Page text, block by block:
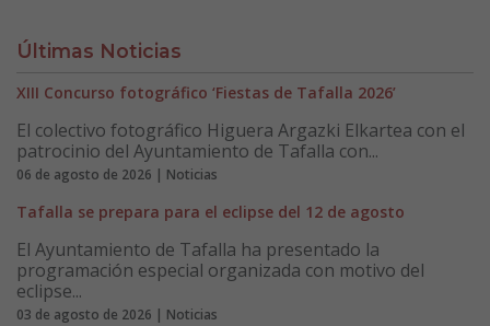
Últimas Noticias
XIII Concurso fotográfico ‘Fiestas de Tafalla 2026’
El colectivo fotográfico Higuera Argazki Elkartea con el
patrocinio del Ayuntamiento de Tafalla con...
06 de agosto de 2026 | Noticias
Tafalla se prepara para el eclipse del 12 de agosto
El Ayuntamiento de Tafalla ha presentado la
programación especial organizada con motivo del
eclipse...
03 de agosto de 2026 | Noticias